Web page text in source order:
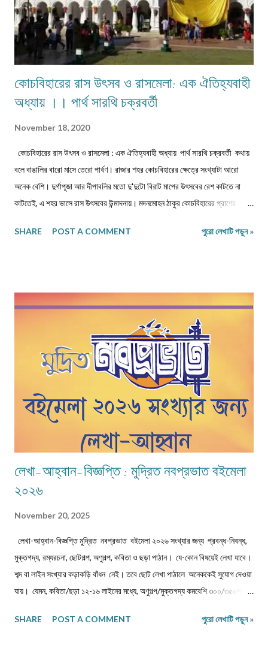
কোচবিহারের রাস উৎসব ও রাসমেলা: এক ঐতিহ্যবাহী
অধ্যায় ।। পার্থ সারথি চক্রবর্তী
November 18, 2020
কোচবিহারের রাস উৎসব ও রাসমেলা : এক ঐতিহ্যবাহী অধ্যায় পার্থ সারথি চক্রবর্তী কথায়
বলে বাঙালির বারো মাসে তেরো পার্বণ। রাজার শহর কোচবিহারের ক্ষেত্রে সংখ্যাটা আরো
অনেক বেশি। দুর্গাপূজা আর দীপাবলির মতো দু'দুটো বিরাট মাপের উৎসবের রেশ কাটতে না
কাটতেই, এ শহর ভাসে রাস উৎসবের উন্মাদনায়। মদনমোহন ঠাকুর কোচবিহারের প্রাণের
মিলনোৎসবের চেহারা নেওয়া এই উৎসব ঐতিহ্যবাহী ও ঐতিহাসিক। জন, মত, সম্প্রদায়ের
শৈশবে বাবার হাত ধরে যে মেলা দেখেছি তা চরিত্র ও আকৃতি দু'দিক থেকেই বদলে গেছে। গত
পঁচিশ বছর ধরে খুব কাছে থেকে এই উৎসব ও মেলা দেখা, অনুভব করার সুযোগ হয়েছে। যা
দিনদিন অভিজ্ঞতা ও প্রাপ্তির ঝুলিকে সমৃদ্ধ করে গেছে প্রতি ক্ষেত্রেই। খুব সংক্ষেপে এই
উৎসবের ইতিহাস না জানাটা কিন্তু অবিচারই ...
SHARE POST A COMMENT পুরো লেখাটি পড়ুন »
লেখা-আহ্বান-বিজ্ঞপ্তি : মুদ্রিত নবপ্রভাত বইমেলা
২০২৬
November 20, 2025
লেখা-আহ্বান-বিজ্ঞপ্তি মুদ্রিত নবপ্রভাত বইমেলা ২০২৬ সংখ্যার জন্য প্রবন্ধ-নিবন্ধ,
মুক্তগদ্য, রম্যরচনা, ছোটগল্প, অণুগল্প, কবিতা ও ছড়া পাঠান। যে-কোন বিষয়েই লেখা যাবে।
শব্দ বা লাইন সংখ্যার কড়াকড়ি বাঁধন নেই। তবে ছোট লেখা পাঠালে অনেককেই সুযোগ দেওয়া
যায়। যেমন, কবিতা/ছড়া ১২-১৬ লাইনের মধ্যে, অণুগল্প/মুক্তগদ্য কমবেশি ৩০০/৩৫০শব্দে,
'অবশ্যমান্য' নয়। সম্পূর্ণ অপ্রকাশিত লেখা পাঠাতে হবে। মনোনয়নের সুবিধার্থে একাধিক
SHARE POST A COMMENT পুরো লেখাটি পড়ুন »